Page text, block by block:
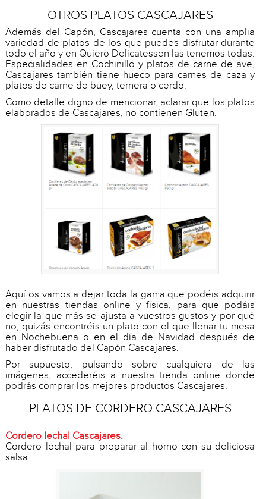
OTROS PLATOS CASCAJARES
Además del Capón, Cascajares cuenta con una amplia
variedad de platos de los que puedes disfrutar durante
todo el año y en Quiero Delicatessen las tenemos todas.
Especialidades en Cochinillo y platos de carne de ave,
Cascajares también tiene hueco para carnes de caza y
platos de carne de buey, ternera o cerdo.
Como detalle digno de mencionar, aclarar que los platos
elaborados de Cascajares, no contienen Gluten.
Aquí os vamos a dejar toda la gama que podéis adquirir
en nuestras tiendas online y física, para que podáis
elegir la que más se ajusta a vuestros gustos y por qué
no, quizás encontréis un plato con el que llenar tu mesa
en Nochebuena o en el día de Navidad después de
haber disfrutado del Capón Cascajares.
Por supuesto, pulsando sobre cualquiera de las
imágenes, accederéis a nuestra tienda online donde
podrás comprar los mejores productos Cascajares.
PLATOS DE CORDERO CASCAJARES
Cordero lechal Cascajares.
Cordero lechal para preparar al horno con su deliciosa
salsa.